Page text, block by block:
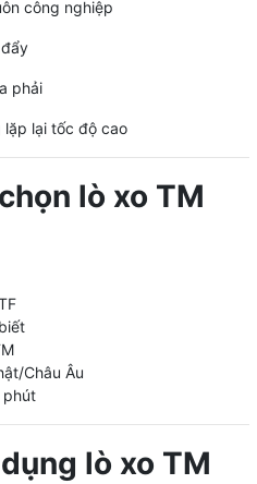
công nghiệp
phải
lại tốc độ cao
lò xo TM
Châu Âu
phút
lò xo TM